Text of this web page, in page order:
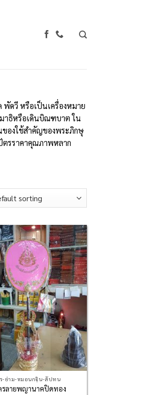
ดวี หรือเป็นเครื่องหมาย
าธิหรือเดินบิณฑบาต ใน
องใช้สำคัญของพระภิกษุ
รราคาคุณภาพหลาก
Add to
Wishlist
-ย่าม-หมอนกฐิน-สัปทน
รลายพญานาคปิดทอง